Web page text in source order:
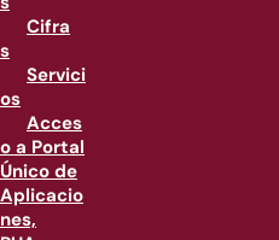
Cifra
s
Servici
os
Acces
o a Portal
Único de
Aplicacio
nes,